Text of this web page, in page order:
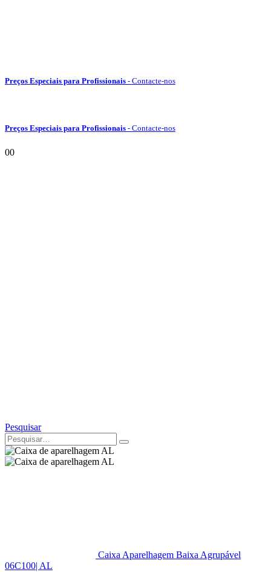
Preços Especiais para Profissionais - Contacte-nos
Preços Especiais para Profissionais - Contacte-nos
00
Pesquisar
Caixa Aparelhagem Baixa Agrupável
06C100| AL